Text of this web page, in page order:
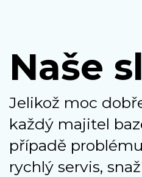
Naše
Jelikož moc
každý majitel
případě
rychlý servis,